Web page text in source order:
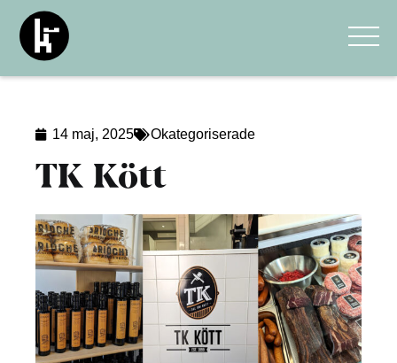
14 maj, 2025 Okategoriserade
TK Kött